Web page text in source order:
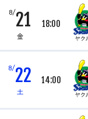
8/21
金
18:00
8/22
土
14:00